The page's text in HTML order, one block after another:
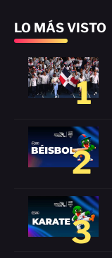
LO MÁS VISTO
1
2
3